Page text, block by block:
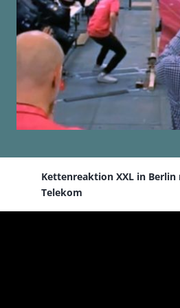
Kettenreaktion XXL in
Telekom